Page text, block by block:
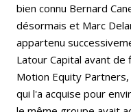
bien connu Bernard
désormais et Marc
appartenu
Latour Capital avant de
Motion Equity
qui l'a acquise pour